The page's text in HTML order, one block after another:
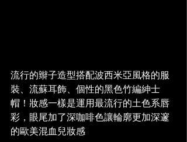
流行的辮子造型搭配波西米亞風格的服
裝、流蘇耳飾、個性的黑色竹編紳士
帽！妝感一樣是運用最流行的土色系唇
彩，眼尾加了深咖啡色讓輪廓更加深邃
的歐美混血兒妝感